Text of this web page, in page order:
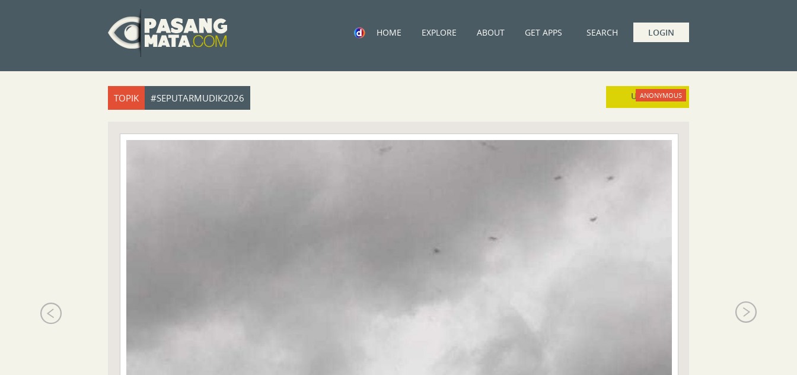
HOME EXPLORE ABOUT GET APPS SEARCH LOGIN
TOPIK #SEPUTARMUDIK2026 UPLOAD
ANONYMOUS